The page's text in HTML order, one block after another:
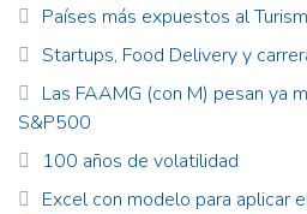
Países más expuestos al
Startups, Food Delivery y
Las FAAMG (con M) pesan ya
S&P500
100 años de volatilidad
Excel con modelo para aplicar